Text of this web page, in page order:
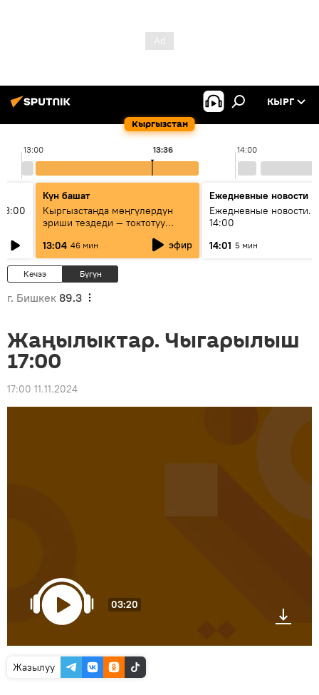
Кыргызстан
КЫРГ
13:00 14:00
13:36
Күн башат
Кыргызстанда мөңгүлөрдүн
эриши тездеди — токтотуу
13:04 46 мин эфир
Ежедневные новости
Ежедневные новости.
14:00
14:01 5 мин
Кечээ Бүгүн
г. Бишкек 89.3
Жаңылыктар. Чыгарылыш
17:00
17:00 11.11.2024
03:20
Жазылуу